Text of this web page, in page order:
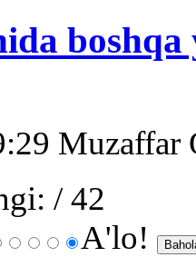
Muzaffar
/ 42
A'lo!